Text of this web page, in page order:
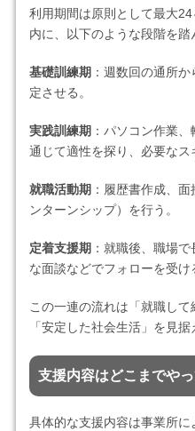
利用期間は原則として最大
内に、以下のような段階を踏
基礎訓練期 ：週数回の通所
定させる。
実践訓練期 ：パソコン作業
通じて適性を探り、必要なス
就職活動期 ：履歴書作成、
ンターンシップ）を行う。
定着支援期 ：就職後、職場
な面談などでフォローを受け
この一連の流れは「就職し
「安定した社会生活」を見
支援内容はどこまでや
具体的な支援内容は事業所